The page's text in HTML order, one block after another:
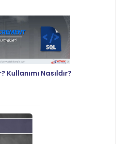
Kullanımı Nasıldır?